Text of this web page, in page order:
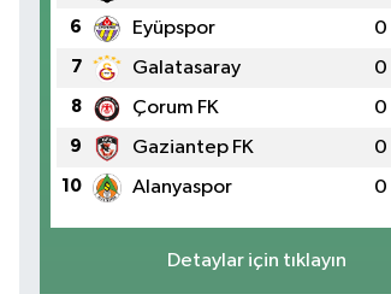
6 Eyüpspor 0
7 Galatasaray 0
8 Çorum FK 0
9 Gaziantep FK 0
10 Alanyaspor 0
Detaylar için tıklayın